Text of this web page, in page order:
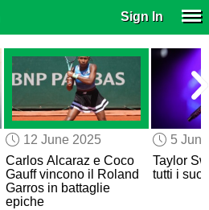
Sign In
12 June 2025
Carlos Alcaraz e Coco
Gauff vincono il Roland
Garros in battaglie
epiche
5
Taylor
tutti i